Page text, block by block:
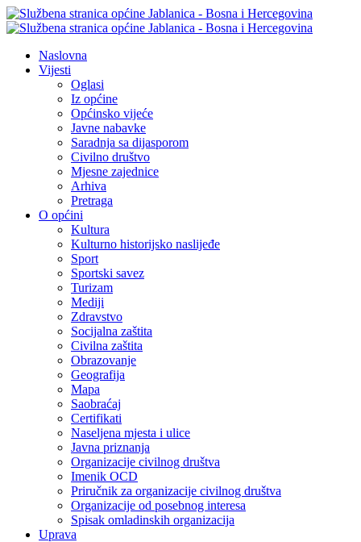
Naslovna
Vijesti
Oglasi
Iz općine
Općinsko vijeće
Javne nabavke
Saradnja sa dijasporom
Civilno društvo
Mjesne zajednice
Arhiva
Pretraga
O općini
Kultura
Kulturno historijsko naslijeđe
Sport
Sportski savez
Turizam
Mediji
Zdravstvo
Socijalna zaštita
Civilna zaštita
Obrazovanje
Geografija
Mapa
Saobraćaj
Certifikati
Naseljena mjesta i ulice
Javna priznanja
Organizacije civilnog društva
Imenik OCD
Priručnik za organizacije civilnog društva
Organizacije od posebnog interesa
Spisak omladinskih organizacija
Uprava